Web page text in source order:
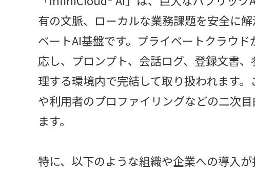
有の文脈、ローカルな業務課題を安全に
ベートAI基盤です。プライベートクラウ
応し、プロンプト、会話ログ、登録文書
理する環境内で完結して取り扱われます
や利用者のプロファイリングなどの二次
ます。
特に、以下のような組織や企業への導入が